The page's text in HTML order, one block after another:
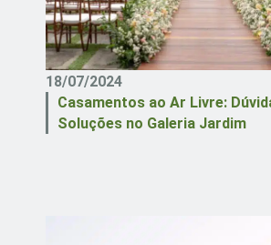
18/07/2024
Casamentos ao Ar Livre:
Soluções no Galeria Jardim